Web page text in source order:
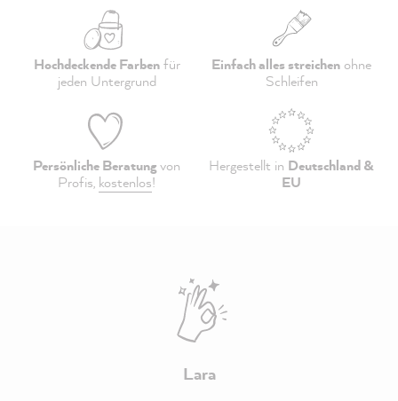
Hochdeckende Farbenfür
jeden Untergrund
Einfach alles streichen ohne
Schleifen
Persönliche Beratungvon
Profis, kostenlos!
Hergestellt in Deutschland &
EU
Lara